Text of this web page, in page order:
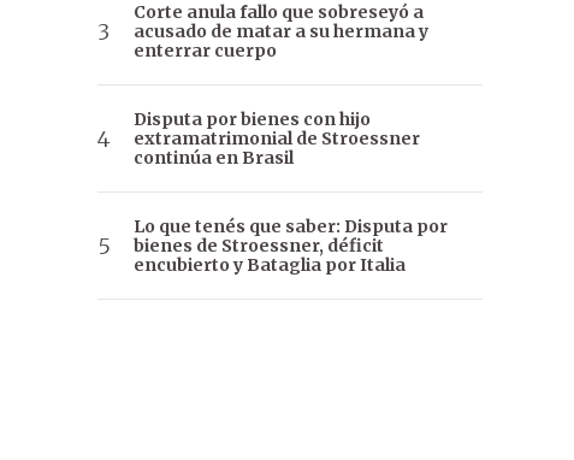
Corte anula fallo que sobreseyó a
acusado de matar a su hermana y
enterrar cuerpo
Disputa por bienes con hijo
extramatrimonial de Stroessner
continúa en Brasil
Lo que tenés que saber: Disputa por
bienes de Stroessner, déficit
encubierto y Bataglia por Italia